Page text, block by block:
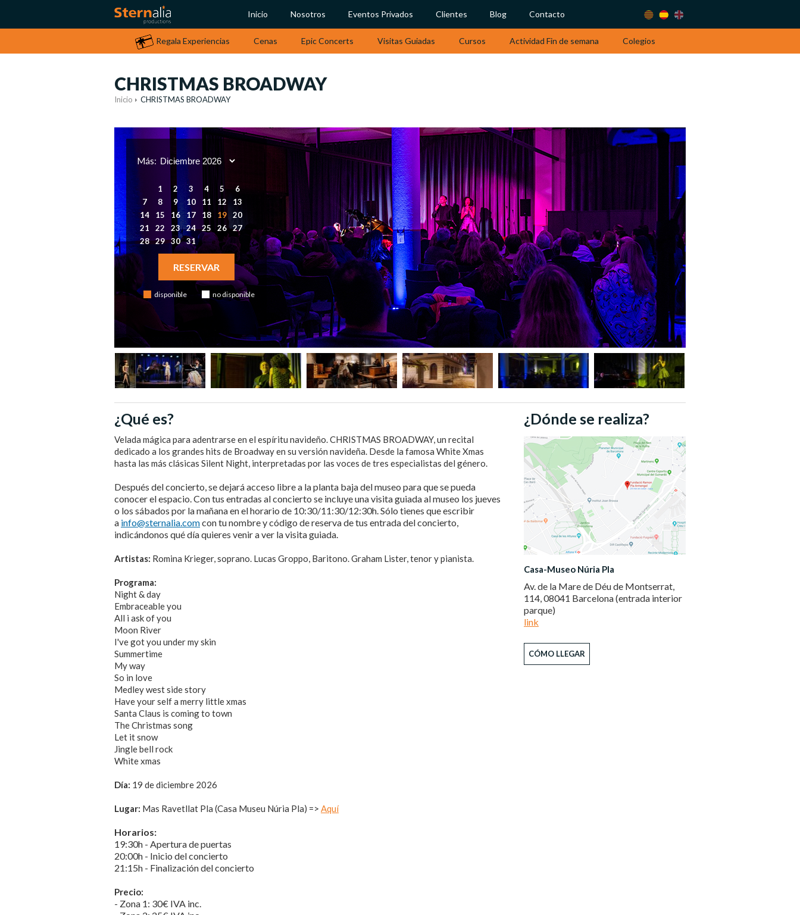
Inicio Nosotros Eventos Privados Clientes Blog Contacto
Regala Experiencias Cenas Epic Concerts Visitas Guiadas Cursos Actividad Fin de semana Colegios
CHRISTMAS BROADWAY
Inicio CHRISTMAS BROADWAY
Más:
1 2 3 4 5
6
7
8 9 10 11 12
13
14
15 16 17 18 19
20
21
22 23 24 25 26
27
28
29 30 31
RESERVAR
disponible no disponible
¿Qué es?
Velada mágica para adentrarse en el espíritu navideño. CHRISTMAS BROADWAY, un recital
dedicado a los grandes hits de Broadway en su versión navideña. Desde la famosa White Xmas
hasta las más clásicas Silent Night, interpretadas por las voces de tres especialistas del género.
Después del concierto, se dejará acceso libre a la planta baja del museo para que se pueda
conocer el espacio. Con tus entradas al concierto se incluye una visita guiada al museo los jueves
o los sábados por la mañana en el horario de 10:30/11:30/12:30h. Sólo tienes que escribir
a info@sternalia.comcon tu nombre y código de reserva de tus entrada del concierto,
indicándonos qué día quieres venir a ver la visita guiada.
Artistas: Romina Krieger, soprano. Lucas Groppo, Baritono. Graham Lister, tenor y pianista.
Programa:
Night & day
Embraceable you
All i ask of you
Moon River
I've got you under my skin
Summertime
My way
So in love
Medley west side story
Have your self a merry little xmas
Santa Claus is coming to town
The Christmas song
Let it snow
Jingle bell rock
White xmas
Día: 19 de diciembre 2026
Lugar: Mas Ravetllat Pla (Casa Museu Núria Pla) => Aquí
Horarios:
19:30h - Apertura de puertas
20:00h - Inicio del concierto
21:15h - Finalización del concierto
Precio:
- Zona 1: 30€ IVA inc.
¿Dónde se realiza?
Casa-Museo Núria Pla
Av. de la Mare de Déu de Montserrat,
114, 08041 Barcelona (entrada interior
parque)
link
CÓMO LLEGAR